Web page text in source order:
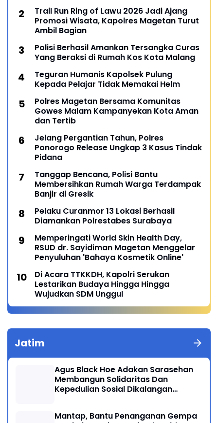
Trail Run Ring of Lawu 2026 Jadi Ajang
Promosi Wisata, Kapolres Magetan Turut
Ambil Bagian
Polisi Berhasil Amankan Tersangka Curas
Yang Beraksi di Rumah Kos Kota Malang
Teguran Humanis Kapolsek Pulung
Kepada Pelajar Tidak Memakai Helm
Polres Magetan Bersama Komunitas
Gowes Malam Kampanyekan Kota Aman
dan Tertib
Jelang Pergantian Tahun, Polres
Ponorogo Release Ungkap 3 Kasus Tindak
Pidana
Tanggap Bencana, Polisi Bantu
Membersihkan Rumah Warga Terdampak
Banjir di Gresik
Pelaku Curanmor 13 Lokasi Berhasil
Diamankan Polrestabes Surabaya
Memperingati World Skin Health Day,
RSUD dr. Sayidiman Magetan Menggelar
Penyuluhan 'Bahaya Kosmetik Online'
Di Acara TTKKDH, Kapolri Serukan
Lestarikan Budaya Hingga Hingga
Wujudkan SDM Unggul
Jatim
Agus Black Hoe Adakan Sarasehan
Membangun Solidaritas Dan
Kepedulian Sosial Dikalangan
Mantap, Bantu Penanganan Gempa